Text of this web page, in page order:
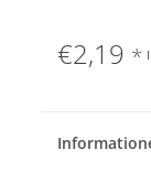
€2,19 *